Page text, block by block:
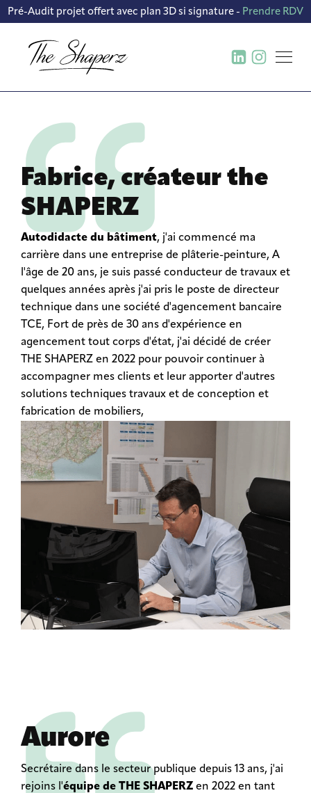
Pré-Audit projet offert avec plan 3D si signature - Prendre RDV
CONCEPTION FABRICATION ET
DÉPLOIEMENT DE MOBILIER
CONTRACTANT GÉNÉRAL
TRAVAUX TOUS CORPS D’ÉTAT
Fabrice, créateur the
SHAPERZ
Autodidacte du bâtiment, j'ai commencé ma
carrière dans une entreprise de plâterie-peinture, A
l'âge de 20 ans, je suis passé conducteur de travaux et
quelques années après j'ai pris le poste de directeur
technique dans une société d'agencement bancaire
TCE, Fort de près de 30 ans d'expérience en
agencement tout corps d'état, j'ai décidé de créer
THE SHAPERZ en 2022 pour pouvoir continuer à
accompagner mes clients et leur apporter d'autres
solutions techniques travaux et de conception et
fabrication de mobiliers,
Aurore
Secrétaire dans le secteur publique depuis 13 ans, j'ai
rejoins l'équipe de THE SHAPERZen 2022 en tant